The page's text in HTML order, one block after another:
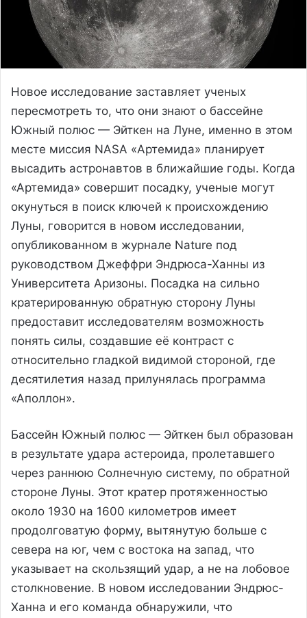
Новое исследование заставляет ученых
пересмотреть то, что они знают о бассейне
Южный полюс — Эйткен на Луне, именно в этом
месте миссия NASA «Артемида» планирует
высадить астронавтов в ближайшие годы. Когда
«Артемида» совершит посадку, ученые могут
окунуться в поиск ключей к происхождению
Луны, говорится в новом исследовании,
опубликованном в журнале Nature под
руководством Джеффри Эндрюса-Ханны из
Университета Аризоны. Посадка на сильно
кратерированную обратную сторону Луны
предоставит исследователям возможность
понять силы, создавшие её контраст с
относительно гладкой видимой стороной, где
десятилетия назад прилунялась программа
«Аполлон».
Бассейн Южный полюс — Эйткен был образован
в результате удара астероида, пролетавшего
через раннюю Солнечную систему, по обратной
стороне Луны. Этот кратер протяженностью
около 1930 на 1600 километров имеет
продолговатую форму, вытянутую больше с
севера на юг, чем с востока на запад, что
указывает на скользящий удар, а не на лобовое
столкновение. В новом исследовании Эндрюс-
Ханна и его команда обнаружили, что